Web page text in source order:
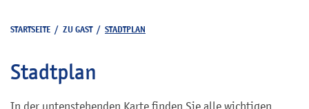
STARTSEITE / ZU GAST/ STADTPLAN
Stadtplan
In der untenstehenden Karte finden Sie alle wichtigen